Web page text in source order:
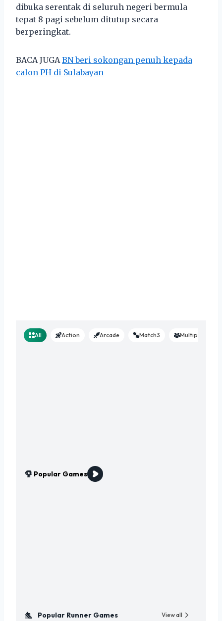
dibuka serentak di seluruh negeri bermula
tepat 8 pagi sebelum ditutup secara
berperingkat.
BACA JUGA BN beri sokongan penuh kepada
calon PH di Sulabayan